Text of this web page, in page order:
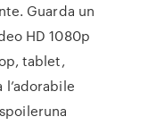
Guarda un
HD 1080p
tablet,
l’adorabile